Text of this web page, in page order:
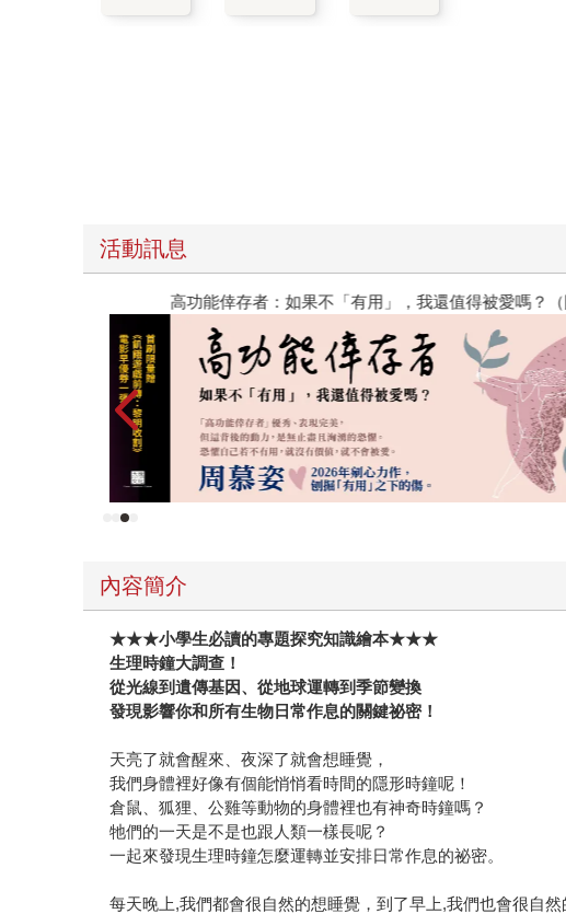
活動訊息
高功能倖存者：如果不「有用」，我還值得被愛嗎？（限量
內容簡介
★★★小學生必讀的專題探究知識繪本★★★
生理時鐘大調查！
從光線到遺傳基因、從地球運轉到季節變換
發現影響你和所有生物日常作息的關鍵祕密！
天亮了就會醒來、夜深了就會想睡覺，
我們身體裡好像有個能悄悄看時間的隱形時鐘呢！
倉鼠、狐狸、公雞等動物的身體裡也有神奇時鐘嗎？
牠們的一天是不是也跟人類一樣長呢？
一起來發現生理時鐘怎麼運轉並安排日常作息的祕密。
每天晚上,我們都會很自然的想睡覺，到了早上,我們也會很自